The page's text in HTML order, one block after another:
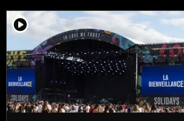
player2